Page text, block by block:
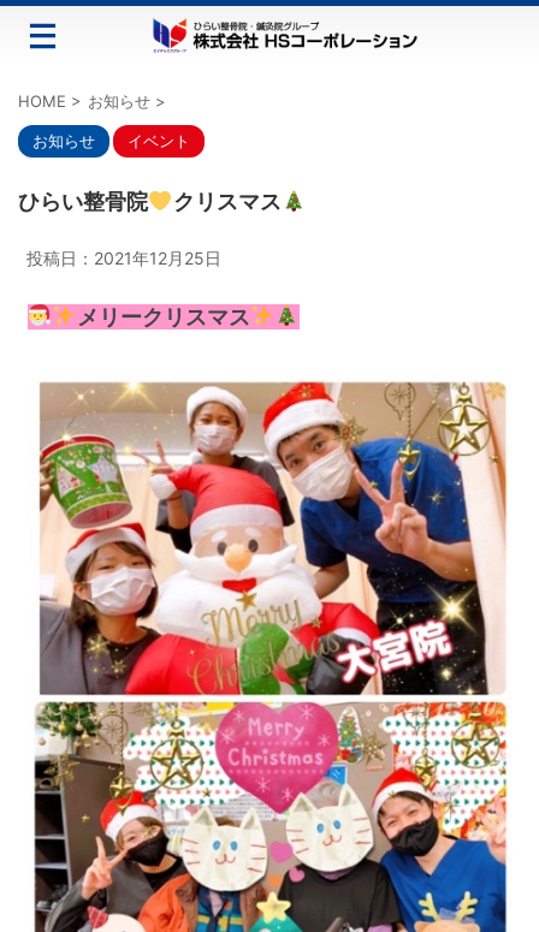
HOME > お知らせ >
お知らせ イベント
ひらい整骨院 クリスマス
投稿日： 2021年12月25日
メリークリスマス